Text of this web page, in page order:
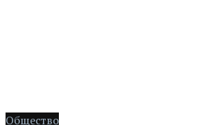
Общество